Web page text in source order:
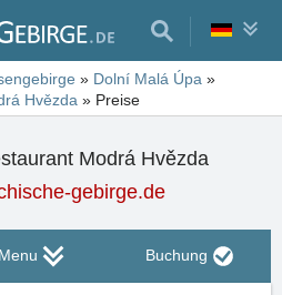
» Dolní Malá Úpa »
Hvězda » Preise
Modrá Hvězda
gebirge.de
Menu Buchung